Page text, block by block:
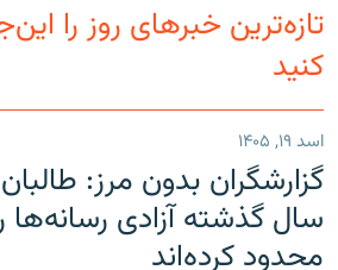
تازه‌ترین خبرهای روز را
کنید
اسد ۱۹, ۱۴۰۵
گزارشگران بدون مرز:
سال گذشته آزادی
محدود کرده‌اند